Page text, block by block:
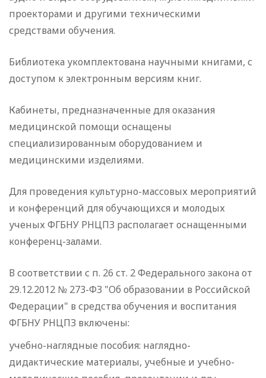
проекторами и другими техническими
средствами обучения.
Библиотека укомплектована научными книгами, с
доступом к электронным версиям книг.
Кабинеты, предназначенные для оказания
медицинской помощи оснащены
специализированным оборудованием и
медицинскими изделиями.
Для проведения культурно-массовых мероприятий
и конференций для обучающихся и молодых
ученых ФГБНУ РНЦПЗ располагает оснащенными
конференц-залами.
В соответствии с п. 26 ст. 2 Федерального закона от
29.12.2012 № 273-ФЗ "Об образовании в Российской
Федерации" в средства обучения и воспитания
ФГБНУ РНЦПЗ включены:
учебно-наглядные пособия: наглядно-
дидактические материалы, учебные и учебно-